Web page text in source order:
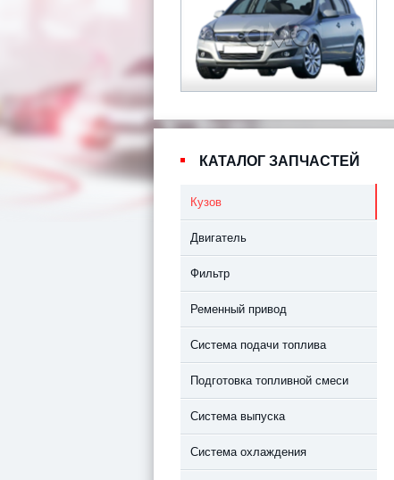
КАТАЛОГ ЗАПЧАСТЕЙ
Кузов
Двигатель
Фильтр
Ременный привод
Система подачи топлива
Подготовка топливной смеси
Система выпуска
Система охлаждения